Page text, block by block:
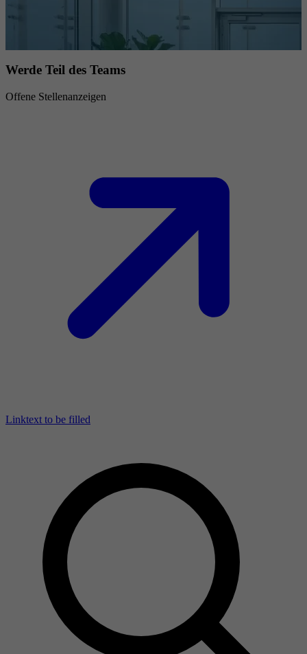
Werde Teil des Teams
Offene Stellenanzeigen
Linktext to be filled